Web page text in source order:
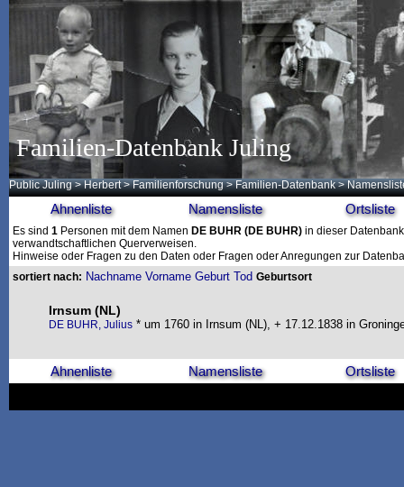
Familien-Datenbank Juling
Public Juling >Herbert >Familienforschung >Familien-Datenbank >
Ahnenliste Namensliste Ortsliste
Es sind 1 Personen mit dem Namen DE BUHR (DE BUHR) in dieser
verwandtschaftlichen Querverweisen.
Hinweise oder Fragen zu den Daten oder Fragen oder Anregungen zur
sortiert nach: Nachname Vorname Geburt Tod Geburtsort
Irnsum (NL)
DE BUHR, Julius * um 1760 in Irnsum (NL), + 17.12.1838 in
Ahnenliste Namensliste Ortsliste